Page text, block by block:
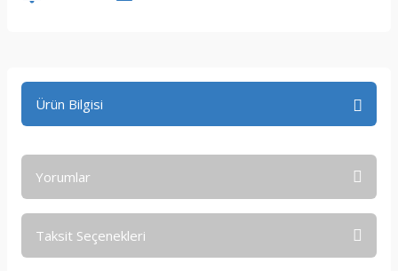
Ürün Bilgisi
Yorumlar
Taksit Seçenekleri